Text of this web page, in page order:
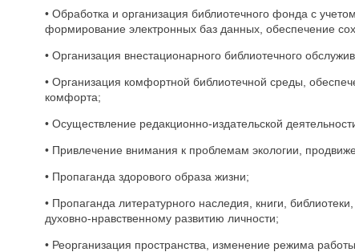
• Обработка и организация библиотечного фонда с
формирование электронных баз данных, обеспечение
• Организация внестационарного библиотечного
• Организация комфортной библиотечной среды,
комфорта;
• Осуществление редакционно-издательской
• Привлечение внимания к проблемам экологии,
• Пропаганда здорового образа жизни;
• Пропаганда литературного наследия, книги,
духовно-нравственному развитию личности;
• Реорганизация пространства, изменение режима